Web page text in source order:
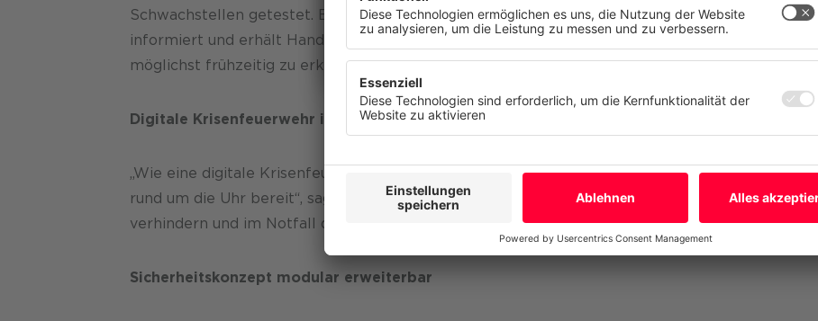
Schwachstellen getestet. Bei Erkennung unbekannter Geräte im Netzwerk wird Red Bull sofort
informiert und erhält Handlungsempfehlungen. Oberstes Ziel ist, potentielle Gefahren
möglichst frühzeitig zu erkennen und nachzuverfolgen bis sie unschädlich gemacht sind.
Digitale Krisenfeuerwehr ist jederzeit einsatzbereit
„Wie eine digitale Krisenfeuerwehr stehen unsere Mitarbeiter an sieben Tagen in der Woche
rund um die Uhr bereit“, sagt Borenich. „Unsere Aufgabe ist es, Cyberattacken präventiv zu
verhindern und im Notfall den Schaden so gering wie möglich zu halten.“
Sicherheitskonzept modular erweiterbar
Mehr Ablehnen